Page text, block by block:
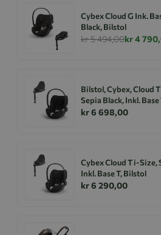
Cybex Cloud G Ink.
Black, Bilstol
kr 5 494,00kr 4
Bilstol, Cybex, Cloud
Sepia Black, Inkl. Base
kr 6 698,00
Cybex Cloud T i-Size,
Inkl. Base T, Bilstol
kr 6 290,00